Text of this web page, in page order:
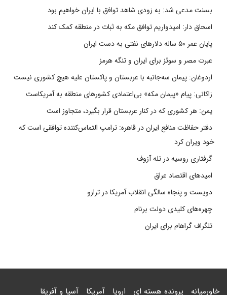
بسنت مدعی شد: به زودی شاهد توافق با ایران خواهیم بود
اسحاق دار: امیدواریم توافق مکه به ثبات در منطقه کمک کند
پایان عمر ۵۰ ساله دلارهای نفتی به دست ایران
عبرت مصر و سوئز برای ایران و تنگه هرمز
اردوغان: پیمان سه‌جانبه با عربستان و پاکستان علیه هیچ کشوری نیست
زاکانی: پیام «پیمان مکه» بی‌اعتمادی کشورهای منطقه به آمریکاست
یمن: هر کشوری که در کنار عربستان قرار بگیرد، متجاوز است
دفتر حفاظت منافع ایران در قاهره: ترامپ التماس‌کننده توافقی است که
خود ویران کرد
گرفتاری روسیه در تله آزوف
امیدهای اقتصاد عراق
دویست و پنجاه سالگی انقلاب آمریکا در ترازو
چهره‌های کلیدی دولت برنام
تلگراف گراهام برای ایران
خاورمیانه پرونده هسته ای اروپا آمریکا آسیا و آفریقا